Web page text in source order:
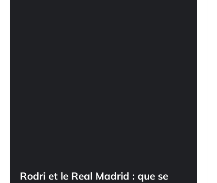
Rodri et le Real Madrid : que se